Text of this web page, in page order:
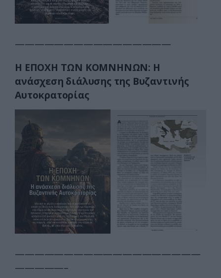
————————————————
Η ΕΠΟΧΗ ΤΩΝ ΚΟΜΝΗΝΩΝ: Η
ανάσχεση διάλυσης της Bυζαντινής
Aυτοκρατορίας
———————————————————
—————–